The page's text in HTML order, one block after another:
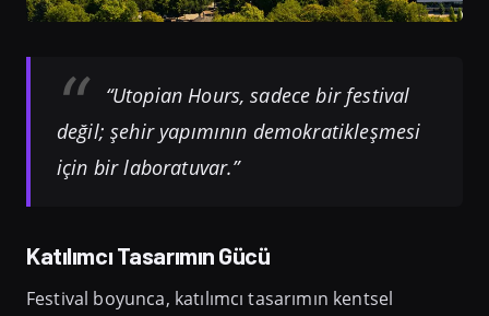
“Utopian Hours, sadece bir festival
değil; şehir yapımının demokratikleşmesi
için bir laboratuvar.”
Katılımcı Tasarımın Gücü
Festival boyunca, katılımcı tasarımın kentsel